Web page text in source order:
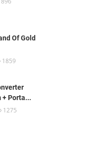
Of Gold
1859
+ Porta...
1275